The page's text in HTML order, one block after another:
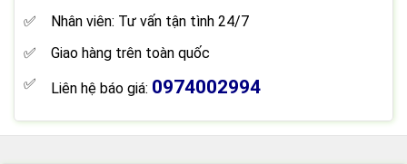
Nhân viên: Tư vấn tận tình 24/7
Giao hàng trên toàn quốc
Liên hệ báo giá: 0974002994